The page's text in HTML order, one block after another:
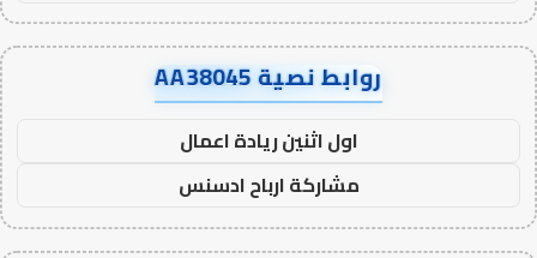
روابط نصية AA38045
اول اثنين ريادة اعمال
مشاركة ارباح ادسنس